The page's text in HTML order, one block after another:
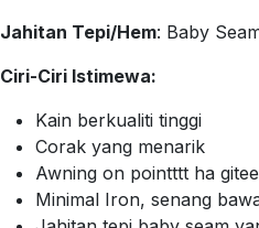
Jahitan Tepi/Hem: Baby
Ciri-Ciri Istimewa:
Kain berkualiti tinggi
Corak yang menarik
Awning on pointttt ha
Minimal Iron, senang